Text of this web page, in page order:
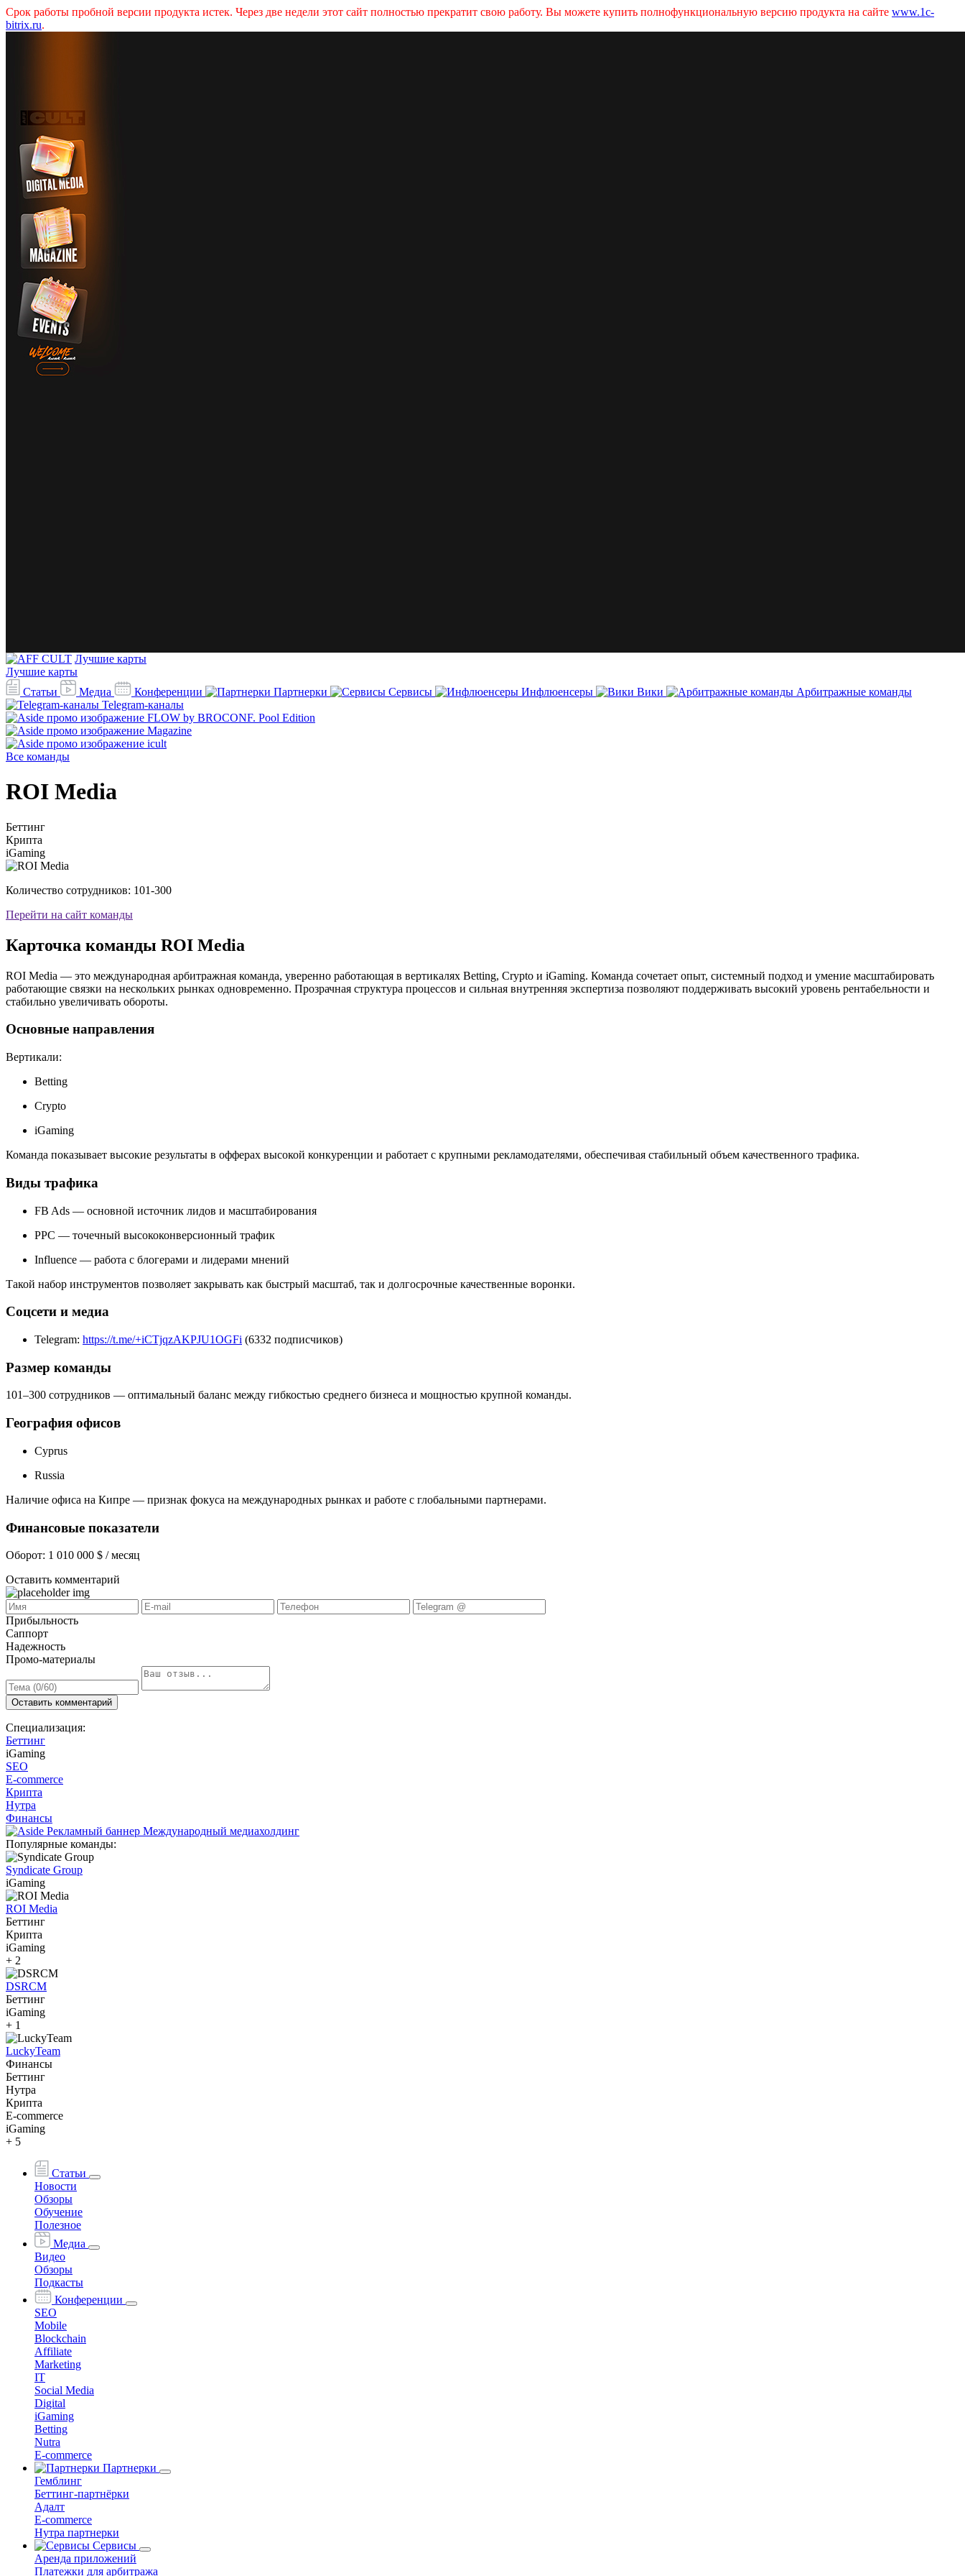
Срок работы пробной версии продукта истек. Через две недели этот сайт полностью прекратит свою работу. Вы можете купить полнофункциональную версию продукта на сайте www.1c-
bitrix.ru.
Лучшие карты
Лучшие карты
Статьи
Медиа Конференции Партнерки Сервисы Инфлюенсеры Вики
Арбитражные команды
Telegram-каналы
Все команды
ROI Media
Беттинг
Крипта
iGaming
Количество сотрудников: 101-300
Перейти на сайт команды
Карточка команды ROI Media
ROI Media — это международная арбитражная команда, уверенно работающая в вертикалях Betting, Crypto и iGaming. Команда сочетает опыт, системный подход и умение масштабировать
работающие связки на нескольких рынках одновременно. Прозрачная структура процессов и сильная внутренняя экспертиза позволяют поддерживать высокий уровень рентабельности и
стабильно увеличивать обороты.
Основные направления
Вертикали:
Betting
Crypto
iGaming
Команда показывает высокие результаты в офферах высокой конкуренции и работает с крупными рекламодателями, обеспечивая стабильный объем качественного трафика.
Виды трафика
FB Ads — основной источник лидов и масштабирования
PPC — точечный высококонверсионный трафик
Influence — работа с блогерами и лидерами мнений
Такой набор инструментов позволяет закрывать как быстрый масштаб, так и долгосрочные качественные воронки.
Соцсети и медиа
Telegram: https://t.me/+iCTjqzAKPJU1OGFi (6332 подписчиков)
Размер команды
101–300 сотрудников — оптимальный баланс между гибкостью среднего бизнеса и мощностью крупной команды.
География офисов
Cyprus
Russia
Наличие офиса на Кипре — признак фокуса на международных рынках и работе с глобальными партнерами.
Финансовые показатели
Оборот: 1 010 000 $ / месяц
Оставить комментарий
Прибыльность
Саппорт
Надежность
Промо-материалы
Оставить комментарий
Специализация:
Беттинг
iGaming
SEO
E-commerce
Крипта
Нутра
Финансы
Популярные команды:
Syndicate Group
iGaming
ROI Media
Беттинг
Крипта
iGaming
+ 2
DSRCM
Беттинг
iGaming
+ 1
LuckyTeam
Финансы
Беттинг
Нутра
Крипта
E-commerce
iGaming
+ 5
Статьи
Новости
Обзоры
Обучение
Полезное
Медиа
Видео
Обзоры
Подкасты
Конференции
SEO
Mobile
Blockchain
Affiliate
Marketing
IT
Social Media
Digital
iGaming
Betting
Nutra
E-commerce
Партнерки
Гемблинг
Беттинг-партнёрки
Адалт
E-commerce
Нутра партнерки
Сервисы
Аренда приложений
Платежки для арбитража